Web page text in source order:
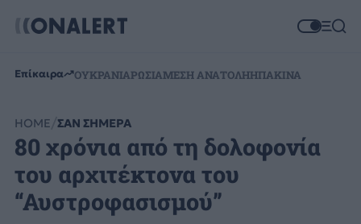
Επίκαιρα ΟΥΚΡΑΝΙΑΡΩΣΙΑΜΕΣΗ ΑΝΑΤΟΛΗΗΠΑΚΙΝΑ
HOME ΣΑΝ ΣΗΜΕΡΑ
80 χρόνια από τη δολοφονία
του αρχιτέκτονα του
“Αυστροφασισμού”